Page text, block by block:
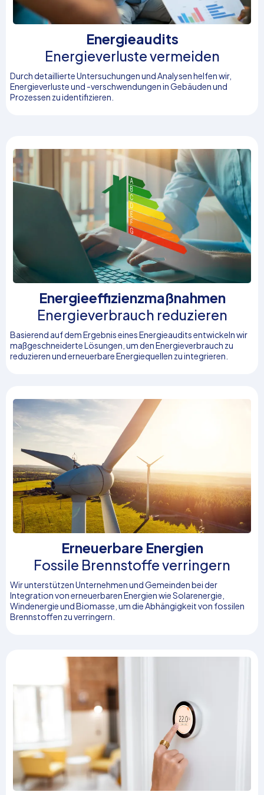
Energieaudits
Energieverluste vermeiden
Durch detaillierte Untersuchungen und Analysen helfen wir,
Energieverluste und -verschwendungen in Gebäuden und
Prozessen zu identifizieren.
Energieeffizienzmaßnahmen
Energieverbrauch reduzieren
Basierend auf dem Ergebnis eines Energieaudits entwickeln wir
maßgeschneiderte Lösungen, um den Energieverbrauch zu
reduzieren und erneuerbare Energiequellen zu integrieren.
Erneuerbare Energien
Fossile Brennstoffe verringern
Wir unterstützen Unternehmen und Gemeinden bei der
Integration von erneuerbaren Energien wie Solarenergie,
Windenergie und Biomasse, um die Abhängigkeit von fossilen
Brennstoffen zu verringern.